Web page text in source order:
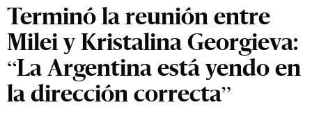
Terminó la reunión entre
Milei y Kristalina Georgieva:
“La Argentina está yendo en
la dirección correcta”